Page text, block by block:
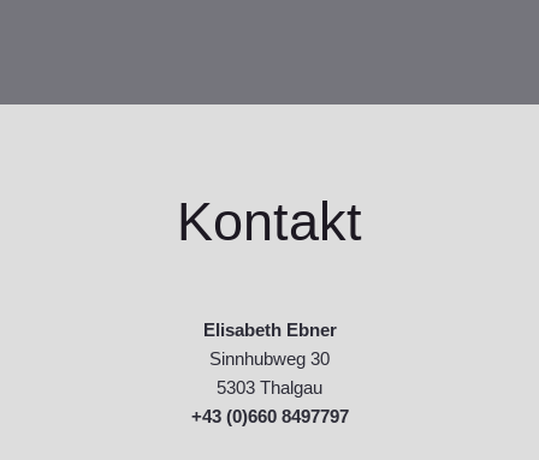
Kontakt
Elisabeth Ebner
Sinnhubweg 30
5303 Thalgau
+43 (0)660 8497797